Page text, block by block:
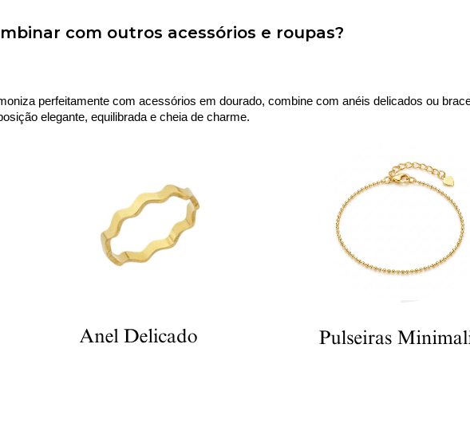
com outros acessórios e roupas?
perfeitamente com acessórios em dourado, combine com anéis delicados ou
elegante, equilibrada e cheia de charme.